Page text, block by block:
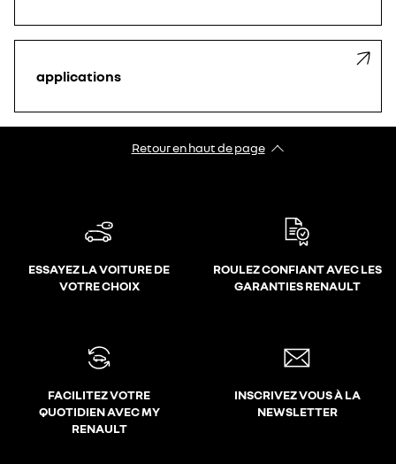
applications
Retour en haut de page
ESSAYEZ LA VOITURE DE
VOTRE CHOIX
ROULEZ CONFIANT AVEC LES
GARANTIES RENAULT
FACILITEZ VOTRE
QUOTIDIEN AVEC MY
RENAULT
INSCRIVEZ VOUS À LA
NEWSLETTER